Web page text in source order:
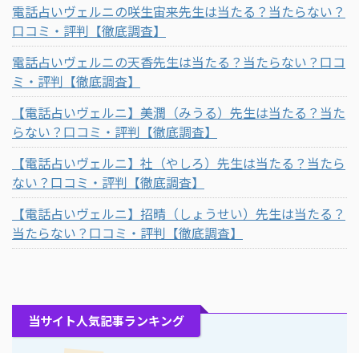
電話占いヴェルニの咲生宙来先生は当たる？当たらない？
口コミ・評判【徹底調査】
電話占いヴェルニの天香先生は当たる？当たらない？口コ
ミ・評判【徹底調査】
【電話占いヴェルニ】美潤（みうる）先生は当たる？当た
らない？口コミ・評判【徹底調査】
【電話占いヴェルニ】社（やしろ）先生は当たる？当たら
ない？口コミ・評判【徹底調査】
【電話占いヴェルニ】招晴（しょうせい）先生は当たる？
当たらない？口コミ・評判【徹底調査】
当サイト人気記事ランキング